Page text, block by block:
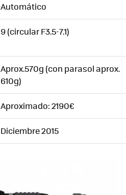
Automático
9 (circular F3.5-7.1)
Aprox.570g (con parasol aprox.
610g)
Aproximado: 2190€
Diciembre 2015